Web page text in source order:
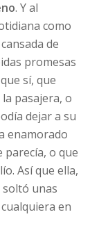
. Y al
como
de
promesas
sí, que
pasajera, o
dejar a su
enamorado
parecía, o que
Así que ella,
unas
en